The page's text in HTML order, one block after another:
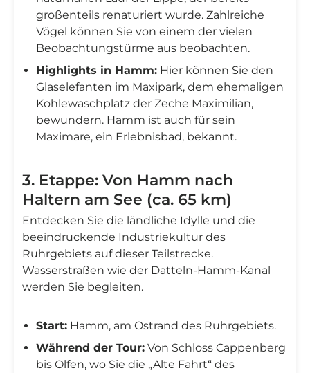
großenteils renaturiert wurde. Zahlreiche
Vögel können Sie von einem der vielen
Beobachtungstürme aus beobachten.
Highlights in Hamm: Hier können Sie den
Glaselefanten im Maxipark, dem ehemaligen
Kohlewaschplatz der Zeche Maximilian,
bewundern. Hamm ist auch für sein
Maximare, ein Erlebnisbad, bekannt.
3. Etappe: Von Hamm nach
Haltern am See (ca. 65 km)
Entdecken Sie die ländliche Idylle und die
beeindruckende Industriekultur des
Ruhrgebiets auf dieser Teilstrecke.
Wasserstraßen wie der Datteln-Hamm-Kanal
werden Sie begleiten.
Start: Hamm, am Ostrand des Ruhrgebiets.
Während der Tour: Von Schloss Cappenberg
bis Olfen, wo Sie die „Alte Fahrt“ des